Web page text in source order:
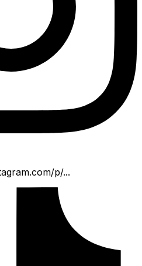
p/...